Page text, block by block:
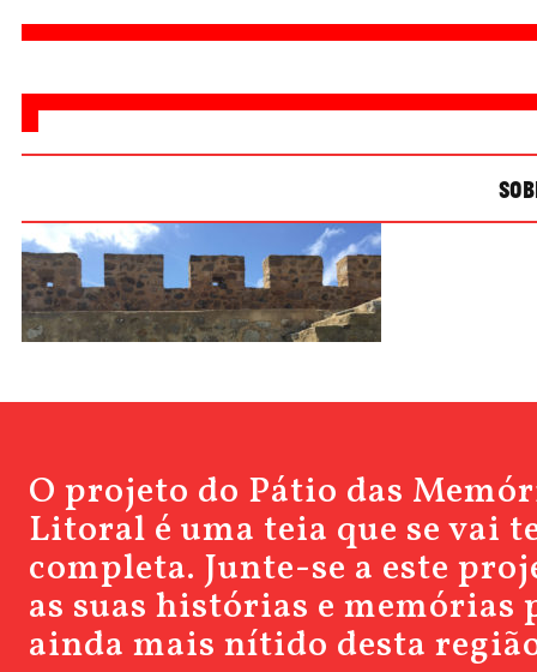
O projeto do Pátio das
Litoral é uma teia que se vai
completa. Junte-se a este
as suas histórias e
ainda mais nítido desta